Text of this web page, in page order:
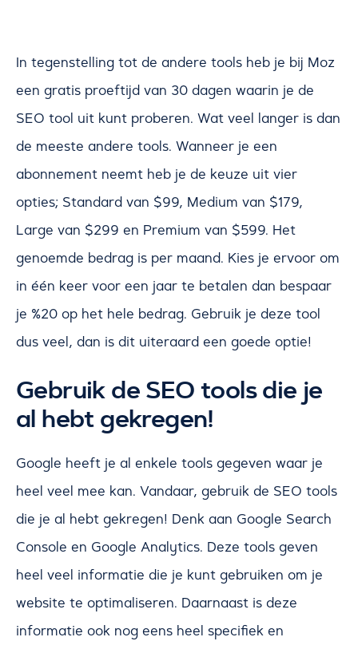
In tegenstelling tot de andere tools heb je bij Moz
een gratis proeftijd van 30 dagen waarin je de
SEO tool uit kunt proberen. Wat veel langer is dan
de meeste andere tools. Wanneer je een
abonnement neemt heb je de keuze uit vier
opties; Standard van $99, Medium van $179,
Large van $299 en Premium van $599. Het
genoemde bedrag is per maand. Kies je ervoor om
in één keer voor een jaar te betalen dan bespaar
je %20 op het hele bedrag. Gebruik je deze tool
dus veel, dan is dit uiteraard een goede optie!
Gebruik de SEO tools die je
al hebt gekregen!
Google heeft je al enkele tools gegeven waar je
heel veel mee kan. Vandaar, gebruik de SEO tools
die je al hebt gekregen! Denk aan Google Search
Console en Google Analytics. Deze tools geven
heel veel informatie die je kunt gebruiken om je
website te optimaliseren. Daarnaast is deze
informatie ook nog eens heel specifiek en